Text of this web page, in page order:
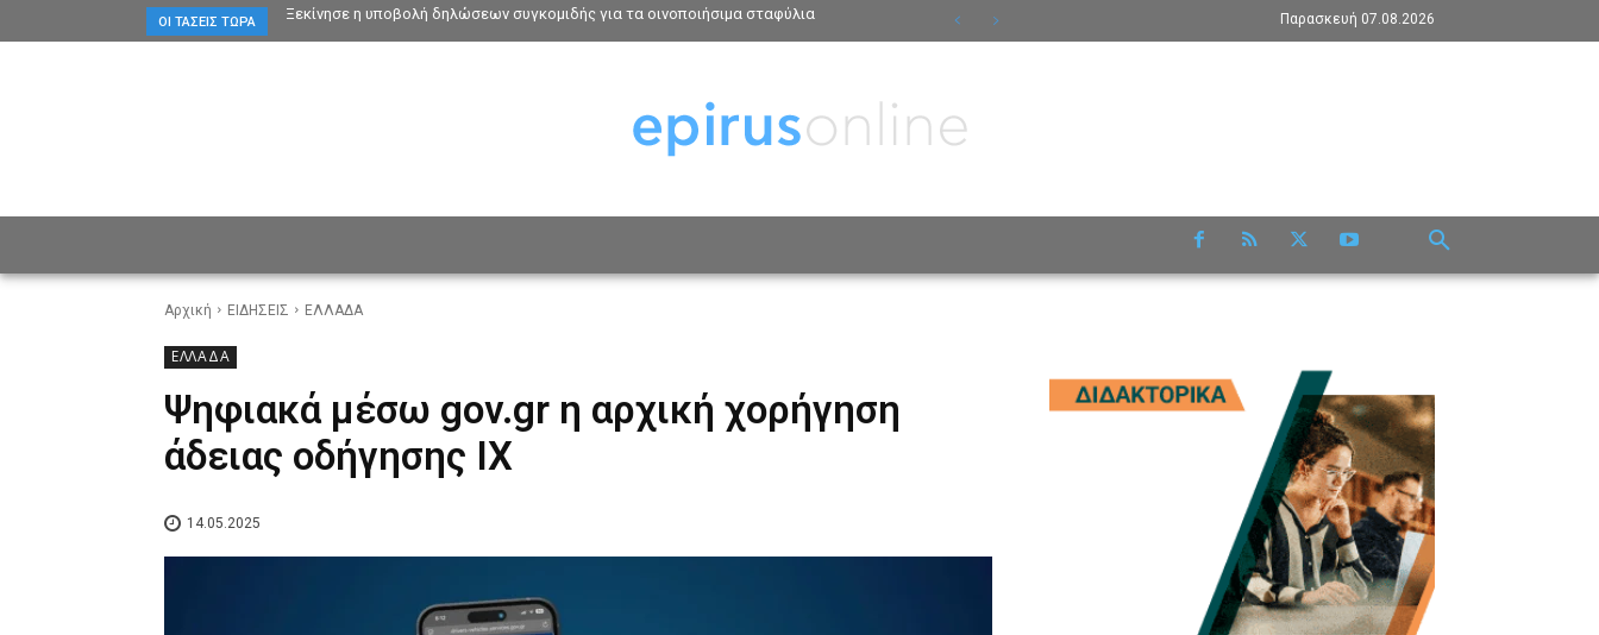
ΟΙ ΤΆΣΕΙΣ ΤΏΡΑ Ξεκίνησε η υποβολή δηλώσεων συγκομιδής για τα οινοποιήσιμα σταφύλια Παρασκευή 07.08.2026
Αρχική ΕΙΔΗΣΕΙΣ ΕΛΛΑΔΑ
ΕΛΛΑΔΑ
Ψηφιακά μέσω gov.gr η αρχική χορήγηση
άδειας οδήγησης ΙΧ
14.05.2025